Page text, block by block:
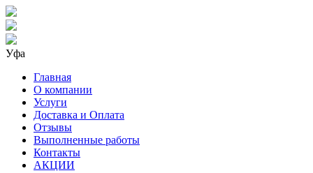
Уфа
Главная
О компании
Услуги
Доставка и Оплата
Отзывы
Выполненные работы
Контакты
АКЦИИ